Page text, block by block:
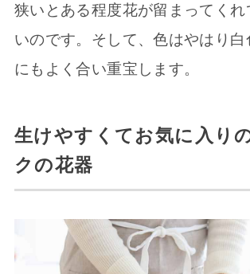
狭いとある程度花が留まってくれ
いのです。そして、色はやはり
にもよく合い重宝します。
生けやすくてお気に入り
クの花器